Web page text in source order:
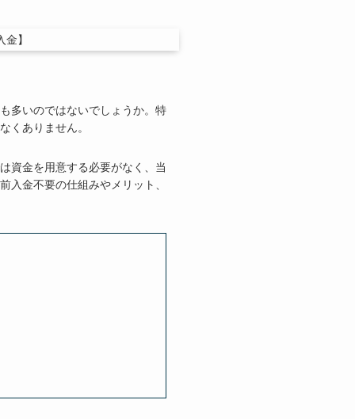
多いのではないでしょうか。特
くありません。
資金を用意する必要がなく、当
入金不要の仕組みやメリット、